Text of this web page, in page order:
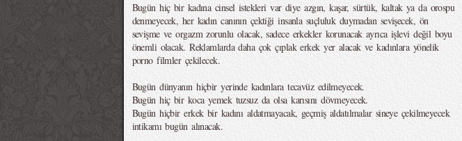
Bugün hiç bir kadına cinsel istekleri var diye azgın, kaşar, sürtük, kaltak ya da orospu
denmeyecek, her kadın canının çektiği insanla suçluluk duymadan sevişecek, ön
sevişme ve orgazm zorunlu olacak, sadece erkekler korunacak ayrıca işlevi değil boyu
önemli olacak. Reklamlarda daha çok çıplak erkek yer alacak ve kadınlara yönelik
porno filmler çekilecek.
Bugün dünyanın hiçbir yerinde kadınlara tecavüz edilmeyecek.
Bugün hiç bir koca yemek tuzsuz da olsa karısını dövmeyecek.
Bugün hiçbir erkek bir kadını aldatmayacak, geçmiş aldatılmalar sineye çekilmeyecek
intikamı bugün alınacak.